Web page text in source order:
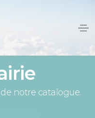
notre catalogue.